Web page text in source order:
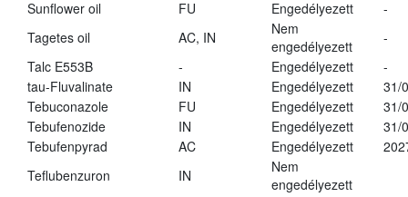
Sunflower oil FU Engedélyezett
-
Tagetes oil
AC, IN
Nem
engedélyezett
-
Talc E553B
- Engedélyezett
-
tau-Fluvalinate
IN Engedélyezett
31/
Tebuconazole
FU Engedélyezett
31/
Tebufenozide
IN Engedélyezett
31/
Tebufenpyrad
AC Engedélyezett
Teflubenzuron
IN
Nem
engedélyezett